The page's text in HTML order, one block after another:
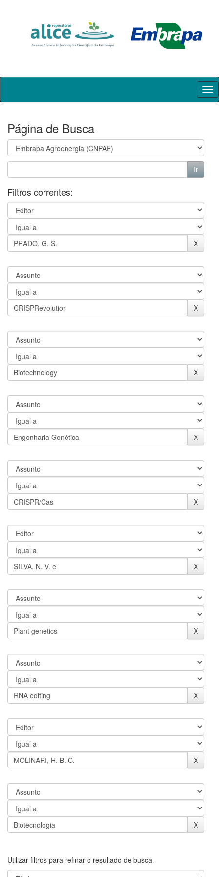
Skip
Página de Busca
Filtros correntes:
Utilizar filtros para refinar o resultado de busca.